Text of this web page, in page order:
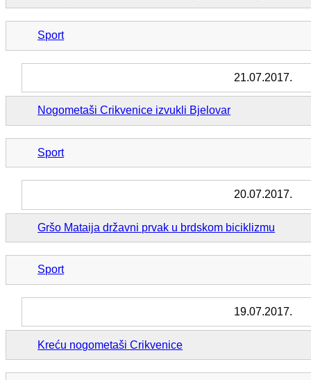
Sport
21.07.2017.
Nogometaši Crikvenice izvukli Bjelovar
Sport
20.07.2017.
Gršo Mataija državni prvak u brdskom biciklizmu
Sport
19.07.2017.
Kreću nogometaši Crikvenice